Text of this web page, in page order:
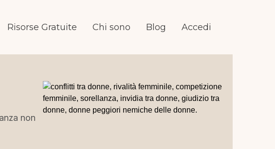
Risorse Gratuite Chi sono Blog Accedi
non